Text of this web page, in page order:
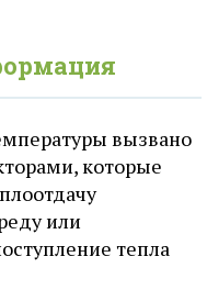
вызвано
которые
или
тепла